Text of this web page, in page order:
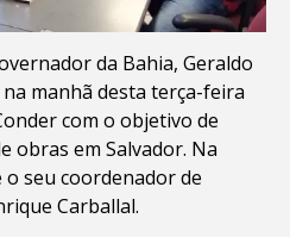
da Bahia, Geraldo
manhã desta terça-feira
com o objetivo de
obras em Salvador. Na
seu coordenador de
Carballal.